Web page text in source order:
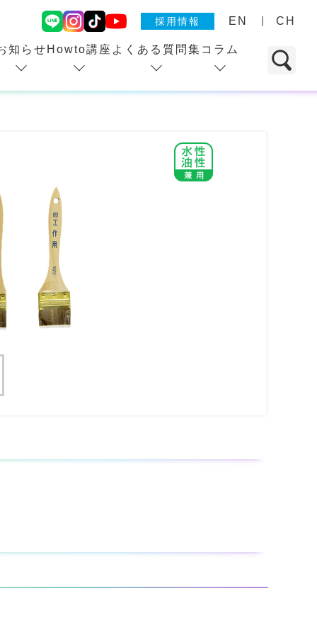
採用情報 EN CH
知らせ Howto講座 よくある質問集 コラム